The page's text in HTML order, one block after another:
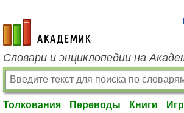
academic.ru
Словари и энциклопедии на
Толкования Переводы Книги